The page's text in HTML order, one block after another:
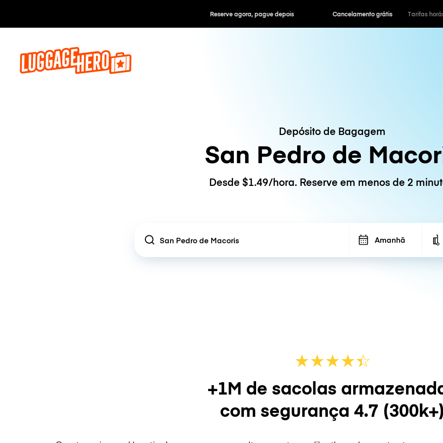
Reserve agora, pague depois Cancelamento grátis Tarifas
Depósito de Bagagem
San Pedro de
Desde $1.49/hora. Reserve em menos de 2
Location Amanhã
★★★★☆
★
+1M de sacolas
com segurança 4.7 (300k+)